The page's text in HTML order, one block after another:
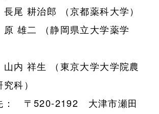
郎 （京都薬科大学）
静岡県立大学薬学
（東京大学大学院農
科）
： 〒520-2192 大津市瀬田